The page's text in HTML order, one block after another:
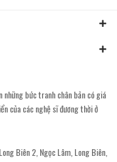
những bức tranh chân bản có giá
của các nghệ sĩ đương thời ở
Biên 2, Ngọc Lâm, Long Biên,